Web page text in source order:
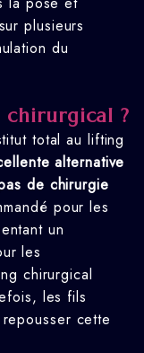
plusieurs
du
?
total au lifting
alternative
de chirurgie
pour les
un
les
chirurgical
les fils
cette